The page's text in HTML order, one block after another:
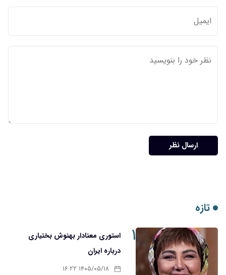
ارسال نظر
تازه
۱
استوری معنادار بهنوش بختیاری
درباره ایران
۱۴۰۵/۰۵/۱۸ ۱۶:۲۲